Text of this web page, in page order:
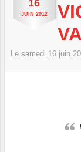
16
JUIN 2012
Le samedi 16 juin